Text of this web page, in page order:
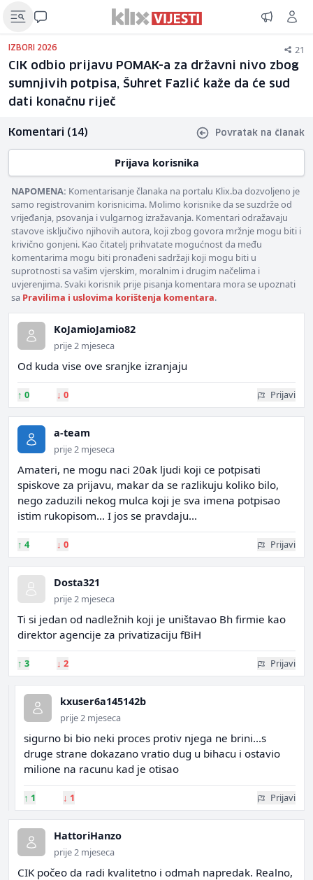
IZBORI 2026 21
CIK odbio prijavu POMAK-a za državni nivo zbog
sumnjivih potpisa, Šuhret Fazlić kaže da će sud
dati konačnu riječ
Komentari (14) Povratak na članak
Prijava korisnika
NAPOMENA: Komentarisanje članaka na portalu Klix.ba dozvoljeno je
samo registrovanim korisnicima. Molimo korisnike da se suzdrže od
vrijeđanja, psovanja i vulgarnog izražavanja. Komentari odražavaju
stavove isključivo njihovih autora, koji zbog govora mržnje mogu biti i
krivično gonjeni. Kao čitatelj prihvatate mogućnost da među
komentarima mogu biti pronađeni sadržaji koji mogu biti u
suprotnosti sa vašim vjerskim, moralnim i drugim načelima i
uvjerenjima. Svaki korisnik prije pisanja komentara mora se upoznati
sa Pravilima i uslovima korištenja komentara.
KoJamioJamio82
prije 2 mjeseca
Od kuda vise ove sranjke izranjaju
↑ 0 ↓ 0 Prijavi
a-team
prije 2 mjeseca
Amateri, ne mogu naci 20ak ljudi koji ce potpisati
spiskove za prijavu, makar da se razlikuju koliko bilo,
nego zaduzili nekog mulca koji je sva imena potpisao
istim rukopisom... I jos se pravdaju...
↑ 4 ↓ 0 Prijavi
Dosta321
prije 2 mjeseca
Ti si jedan od nadležnih koji je uništavao Bh firmie kao
direktor agencije za privatizaciju fBiH
↑ 3 ↓ 2 Prijavi
kxuser6a145142b
prije 2 mjeseca
sigurno bi bio neki proces protiv njega ne brini...s
druge strane dokazano vratio dug u bihacu i ostavio
milione na racunu kad je otisao
↑ 1 ↓ 1 Prijavi
HattoriHanzo
prije 2 mjeseca
CIK počeo da radi kvalitetno i odmah napredak. Realno,